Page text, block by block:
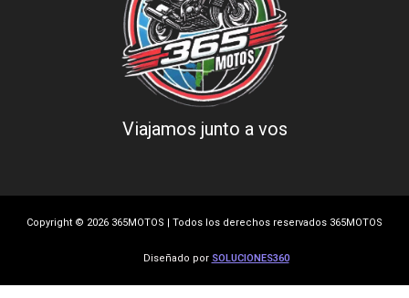
Viajamos junto a vos
Copyright © 2026 365MOTOS | Todos los derechos reservados 365MOTOS
Diseñado por SOLUCIONES360